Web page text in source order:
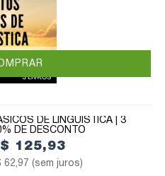
DE LINGUÍSTICA | 3
DE DESCONTO
125,93
62,97 (sem juros)